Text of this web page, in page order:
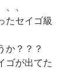
、
たセイゴ級
か？？？
ゴが出てた